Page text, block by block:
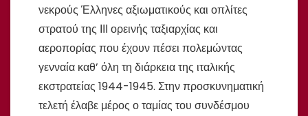
νεκρούς Έλληνες αξιωματικούς και οπλίτες
στρατού της ΙΙΙ ορεινής ταξιαρχίας και
αεροπορίας που έχουν πέσει πολεμώντας
γενναία καθ’ όλη τη διάρκεια της ιταλικής
εκστρατείας 1944-1945. Στην προσκυνηματική
τελετή έλαβε μέρος ο ταμίας του συνδέσμου